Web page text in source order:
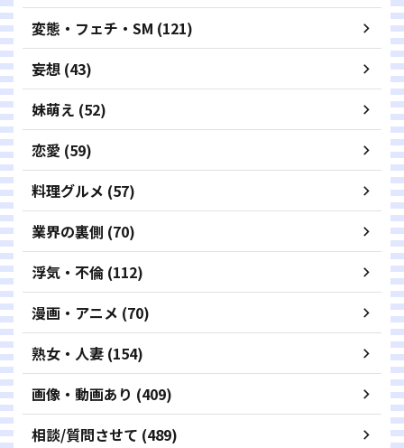
変態・フェチ・SM (121)
妄想 (43)
妹萌え (52)
恋愛 (59)
料理グルメ (57)
業界の裏側 (70)
浮気・不倫 (112)
漫画・アニメ (70)
熟女・人妻 (154)
画像・動画あり (409)
相談/質問させて (489)